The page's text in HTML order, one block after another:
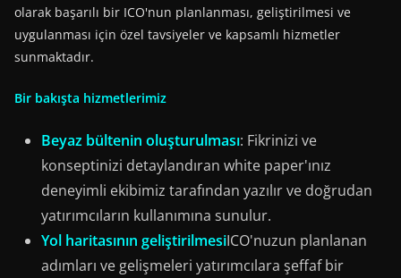
olarak başarılı bir ICO'nun planlanması, geliştirilmesi ve
uygulanması için özel tavsiyeler ve kapsamlı hizmetler
sunmaktadır.
Bir bakışta hizmetlerimiz
Beyaz bültenin oluşturulması: Fikrinizi ve
konseptinizi detaylandıran white paper'ınız
deneyimli ekibimiz tarafından yazılır ve doğrudan
yatırımcıların kullanımına sunulur.
Yol haritasının geliştirilmesiICO'nuzun planlanan
adımları ve gelişmeleri yatırımcılara şeffaf bir